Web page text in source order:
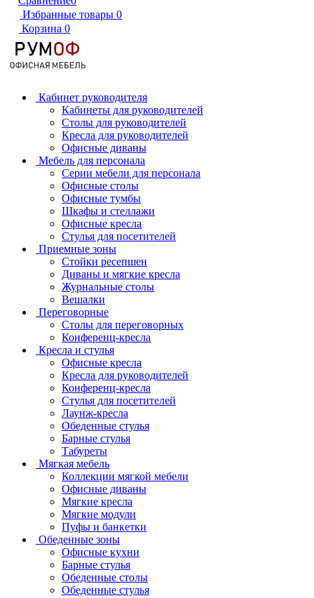
Избранные товары 0
Корзина 0
Кабинет руководителя
Кабинеты для руководителей
Столы для руководителей
Кресла для руководителей
Офисные диваны
Мебель для персонала
Серии мебели для персонала
Офисные столы
Офисные тумбы
Шкафы и стеллажи
Офисные кресла
Стулья для посетителей
Приемные зоны
Стойки ресепшен
Диваны и мягкие кресла
Журнальные столы
Вешалки
Переговорные
Столы для переговорных
Конференц-кресла
Кресла и стулья
Офисные кресла
Кресла для руководителей
Конференц-кресла
Стулья для посетителей
Лаунж-кресла
Обеденные стулья
Барные стулья
Табуреты
Мягкая мебель
Коллекции мягкой мебели
Офисные диваны
Мягкие кресла
Мягкие модули
Пуфы и банкетки
Обеденные зоны
Офисные кухни
Барные стулья
Обеденные столы
Обеденные стулья